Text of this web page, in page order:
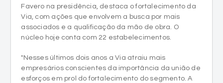
Favero na presidência, destaca o fortalecimento da
Via, com ações que envolvem a busca por mais
associados e a qualificação da mão de obra. O
núcleo hoje conta com 22 estabelecimentos.
"Nesses últimos dois anos a Via atraiu mais
empresários conscientes da importância da união de
esforços em prol do fortalecimento do segmento. A